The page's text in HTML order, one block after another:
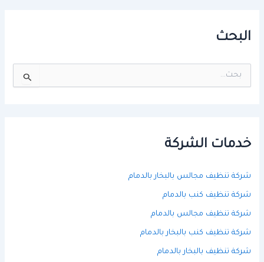
البحث
ن
خدمات الشركة
شركة تنظيف مجالس بالبخار بالدمام
شركة تنظيف كنب بالدمام
شركة تنظيف مجالس بالدمام
شركة تنظيف كنب بالبخار بالدمام
شركة تنظيف بالبخار بالدمام